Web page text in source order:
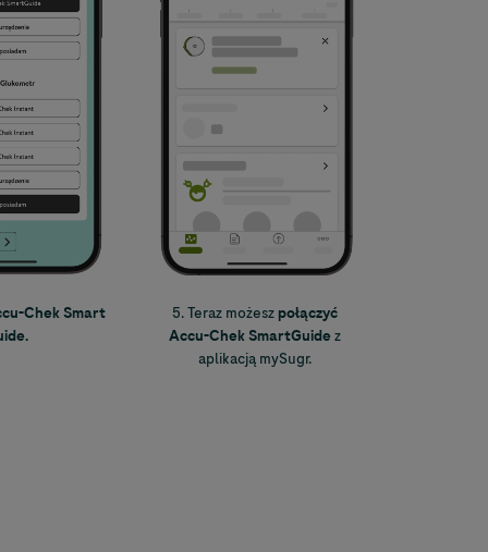
ChekSmart
5. Teraz możesz połączyć
Accu-ChekSmartGuide z
aplikacją mySugr.